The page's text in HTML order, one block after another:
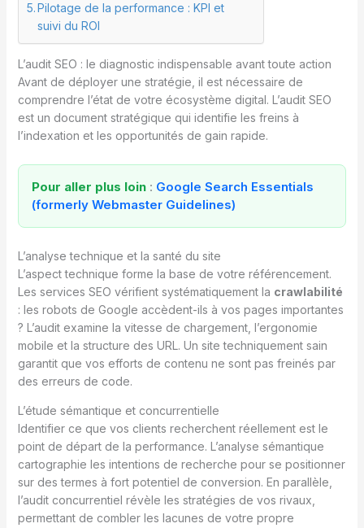
Pilotage de la performance : KPI et
suivi du ROI
L’audit SEO : le diagnostic indispensable avant toute action
Avant de déployer une stratégie, il est nécessaire de
comprendre l’état de votre écosystème digital. L’audit SEO
est un document stratégique qui identifie les freins à
l’indexation et les opportunités de gain rapide.
Pour aller plus loin: Google Search Essentials
(formerly Webmaster Guidelines)
L’analyse technique et la santé du site
L’aspect technique forme la base de votre référencement.
Les services SEO vérifient systématiquement la crawlabilité
: les robots de Google accèdent-ils à vos pages importantes
? L’audit examine la vitesse de chargement, l’ergonomie
mobile et la structure des URL. Un site techniquement sain
garantit que vos efforts de contenu ne sont pas freinés par
des erreurs de code.
L’étude sémantique et concurrentielle
Identifier ce que vos clients recherchent réellement est le
point de départ de la performance. L’analyse sémantique
cartographie les intentions de recherche pour se positionner
sur des termes à fort potentiel de conversion. En parallèle,
l’audit concurrentiel révèle les stratégies de vos rivaux,
permettant de combler les lacunes de votre propre